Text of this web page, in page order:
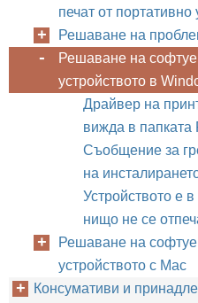
печат от портативно
Решаване на
Решаване на
устройството в
Драйвер на
вижда в папката
Съобщение за
на
Устройството е
нищо не се
Решаване на
устройството с Mac
Консумативи и